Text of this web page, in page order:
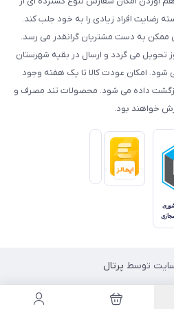
رضایت افراد زیادی را به خود جلب کند.
ممکن به دست مشتریان گرانقدر می رسد.
تحویل می گردد و ارسال در بقیه شهرستان
شود. امکان عودت کالا تا یک هفته وجود
داده می شود. محصولات تند مصرف و
خواهند بود.
توسط پرتال